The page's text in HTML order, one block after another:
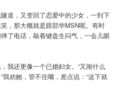
道，又变回了恋爱中的少女，一到下
，那大概就是跟邵华MSN呢。有时
了电话，敲着键盘生闷气，一会儿眼
我还更像一个已婚妇女。“又闹什么
劝她，管不住嘴，差点说：“这下就